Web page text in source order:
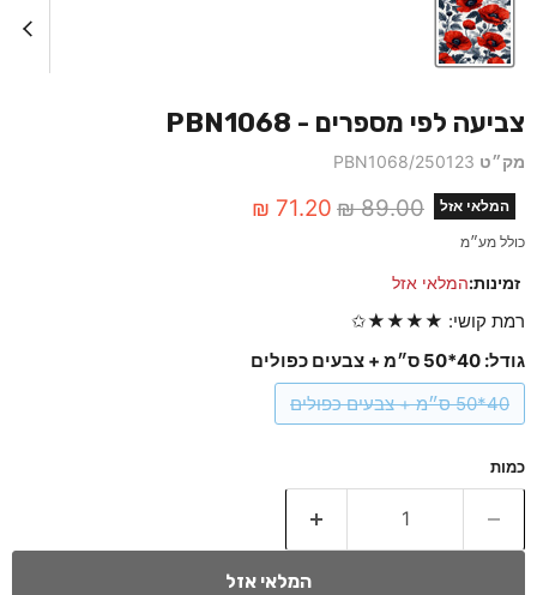
צביעה לפי מספרים - PBN1068
מק״ט PBN1068/250123
המלאי אזל מחיר מקורי
89.00 ₪ מחיר נוכחי
71.20 ₪
כולל מע״מ
זמינות:המלאי אזל
רמת קושי: ★★★★✩
גודל: 40*50 ס״מ + צבעים כפולים
40*50 ס״מ + צבעים כפולים
כמות
המלאי אזל